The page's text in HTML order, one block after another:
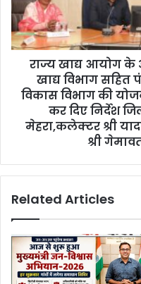
राज्य खाद्य आयोग के
खाद्य विभाग सहित
विकास विभाग की
कर दिए निर्देश
मेहरा,कलेक्टर श्री
श्री
Related Articles